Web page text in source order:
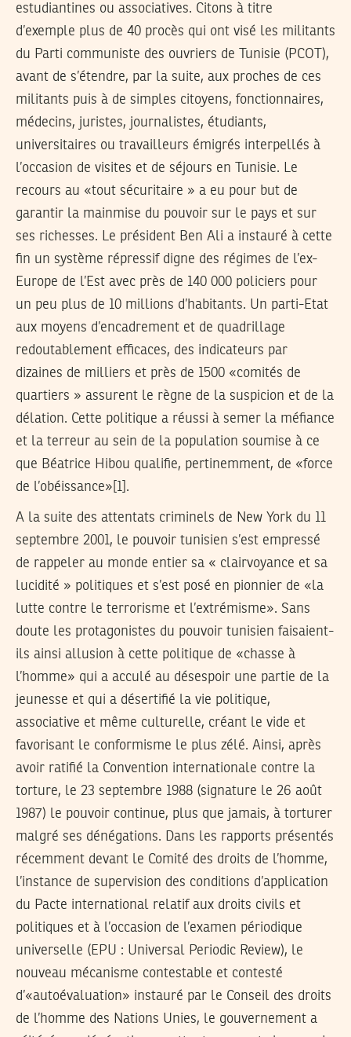
estudiantines ou associatives. Citons à titre
d’exemple plus de 40 procès qui ont visé les militants
du Parti communiste des ouvriers de Tunisie (PCOT),
avant de s’étendre, par la suite, aux proches de ces
militants puis à de simples citoyens, fonctionnaires,
médecins, juristes, journalistes, étudiants,
universitaires ou travailleurs émigrés interpellés à
l’occasion de visites et de séjours en Tunisie. Le
recours au «tout sécuritaire » a eu pour but de
garantir la mainmise du pouvoir sur le pays et sur
ses richesses. Le président Ben Ali a instauré à cette
fin un système répressif digne des régimes de l’ex-
Europe de l’Est avec près de 140 000 policiers pour
un peu plus de 10 millions d’habitants. Un parti-Etat
aux moyens d’encadrement et de quadrillage
redoutablement efficaces, des indicateurs par
dizaines de milliers et près de 1500 «comités de
quartiers » assurent le règne de la suspicion et de la
délation. Cette politique a réussi à semer la méfiance
et la terreur au sein de la population soumise à ce
que Béatrice Hibou qualifie, pertinemment, de «force
de l’obéissance»[1].
A la suite des attentats criminels de New York du 11
septembre 2001, le pouvoir tunisien s’est empressé
de rappeler au monde entier sa « clairvoyance et sa
lucidité » politiques et s’est posé en pionnier de «la
lutte contre le terrorisme et l’extrémisme». Sans
doute les protagonistes du pouvoir tunisien faisaient-
ils ainsi allusion à cette politique de «chasse à
l’homme» qui a acculé au désespoir une partie de la
jeunesse et qui a désertifié la vie politique,
associative et même culturelle, créant le vide et
favorisant le conformisme le plus zélé. Ainsi, après
avoir ratifié la Convention internationale contre la
torture, le 23 septembre 1988 (signature le 26 août
1987) le pouvoir continue, plus que jamais, à torturer
malgré ses dénégations. Dans les rapports présentés
récemment devant le Comité des droits de l’homme,
l’instance de supervision des conditions d’application
du Pacte international relatif aux droits civils et
politiques et à l’occasion de l’examen périodique
universelle (EPU : Universal Periodic Review), le
nouveau mécanisme contestable et contesté
d’«autoévaluation» instauré par le Conseil des droits
de l’homme des Nations Unies, le gouvernement a